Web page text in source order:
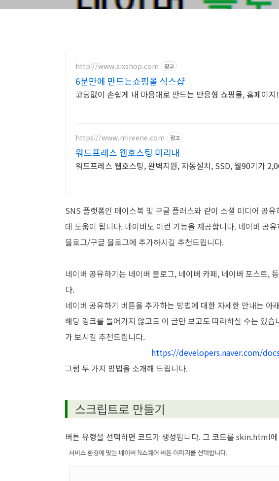
http://www.sixshop.com 광고
6분만에 만드는쇼핑몰 식스샵
코딩없이 손쉽게 내 마음대로 만드는 반응형 쇼핑몰, 홈페이
https://www.mireene.com 광고
워드프레스 웹호스팅 미리내
워드프레스 웹호스팅, 완벽지원, 자동설치, SSD, 월90기가
SNS 플랫폼인 페이스북 및 구글 플러스와 같이 소셜 미디어 공
데 도움이 됩니다. 네이버도 이런 기능을 제공합니다. 네이버 공
블로그/구글 블로그에 추가하시길 추천드립니다.
네이버 공유하기는 네이버 블로그, 네이버 카페, 네이버 포스트,
다.
네이버 공유하기 버튼을 추가하는 방법에 대한 자세한 안내는 아
해당 링크를 들어가지 않고도 이 글만 보고도 따라하실 수는 있
가 보시길 추천드립니다.
https://developers.naver.com/
그럼 두 가지 방법을 소개해 드립니다.
스크립트로 만들기
버튼 유형을 선택하면 코드가 생성됩니다. 그 코드를 skin.html